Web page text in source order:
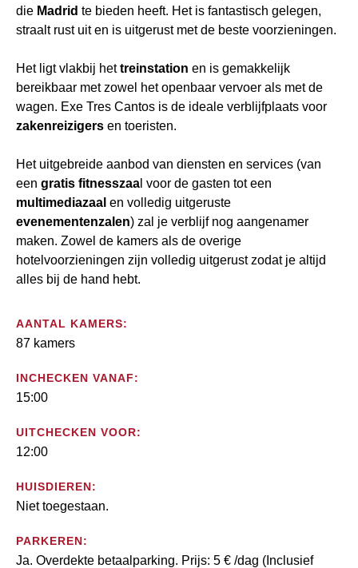
die Madrid te bieden heeft. Het is fantastisch gelegen,
straalt rust uit en is uitgerust met de beste voorzieningen.
Het ligt vlakbij hettreinstation en is gemakkelijk
bereikbaar met zowel het openbaar vervoer als met de
wagen. Exe Tres Cantos is de ideale verblijfplaats voor
zakenreizigers en toeristen.
Het uitgebreide aanbod van diensten en services (van
een gratis fitnesszaa l voor de gasten tot een
multimediazaal en volledig uitgeruste
evenementenzalen) zal je verblijf nog aangenamer
maken. Zowel de kamers als de overige
hotelvoorzieningen zijn volledig uitgerust zodat je altijd
alles bij de hand hebt.
AANTAL KAMERS:
87 kamers
INCHECKEN VANAF:
15:00
UITCHECKEN VOOR:
12:00
HUISDIEREN:
Niet toegestaan.
PARKEREN:
Ja. Overdekte betaalparking. Prijs: 5 € /dag (Inclusief